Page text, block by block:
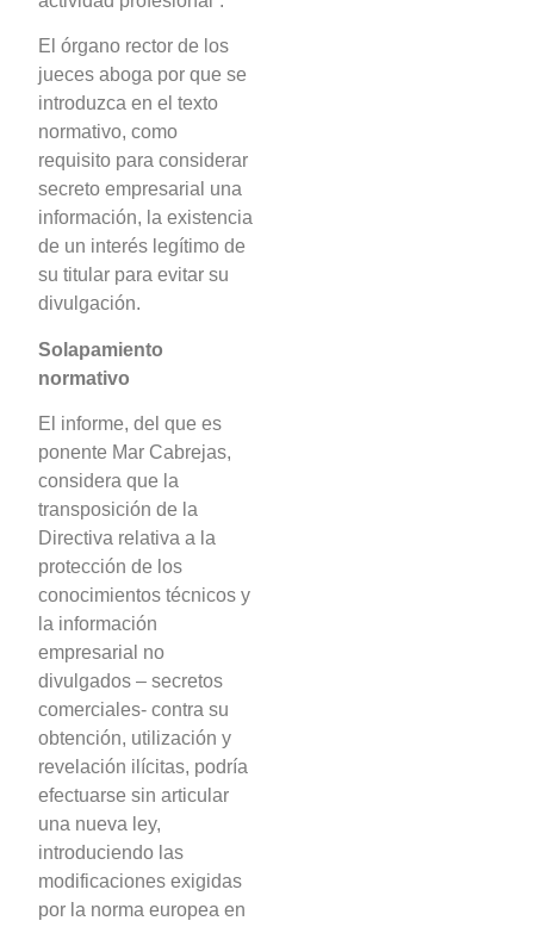
El órgano rector de los
jueces aboga por que se
introduzca en el texto
normativo, como
requisito para considerar
secreto empresarial una
información, la existencia
de un interés legítimo de
su titular para evitar su
divulgación.
Solapamiento
normativo
El informe, del que es
ponente Mar Cabrejas,
considera que la
transposición de la
Directiva relativa a la
protección de los
conocimientos técnicos y
la información
empresarial no
divulgados – secretos
comerciales- contra su
obtención, utilización y
revelación ilícitas, podría
efectuarse sin articular
una nueva ley,
introduciendo las
modificaciones exigidas
por la norma europea en